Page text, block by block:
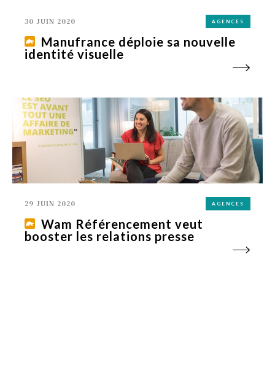
30 JUIN 2020 AGENCES
Manufrance déploie sa nouvelle
identité visuelle
29 JUIN 2020 AGENCES
Wam Référencement veut
booster les relations presse